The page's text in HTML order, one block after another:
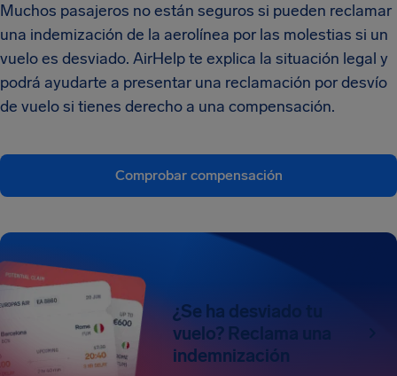
Muchos pasajeros no están seguros si pueden reclamar
una indemización de la aerolínea por las molestias si un
vuelo es desviado. AirHelp te explica la situación legal y
podrá ayudarte a presentar una reclamación por desvío
de vuelo si tienes derecho a una compensación.
Comprobar compensación
¿Se ha desviado tu
vuelo? Reclama una
indemnización